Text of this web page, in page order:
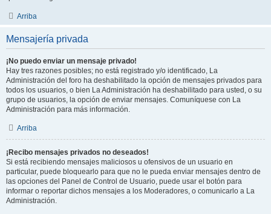
Arriba
Mensajería privada
¡No puedo enviar un mensaje privado!
Hay tres razones posibles; no está registrado y/o identificado, La
Administración del foro ha deshabilitado la opción de mensajes privados para
todos los usuarios, o bien La Administración ha deshabilitado para usted, o su
grupo de usuarios, la opción de enviar mensajes. Comuníquese con La
Administración para más información.
Arriba
¡Recibo mensajes privados no deseados!
Si está recibiendo mensajes maliciosos u ofensivos de un usuario en
particular, puede bloquearlo para que no le pueda enviar mensajes dentro de
las opciones del Panel de Control de Usuario, puede usar el botón para
informar o reportar dichos mensajes a los Moderadores, o comunicarlo a La
Administración.